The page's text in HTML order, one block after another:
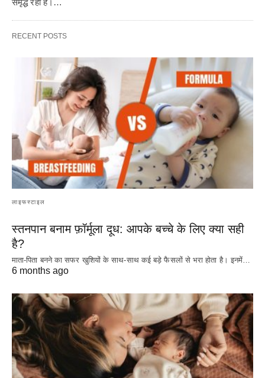
समृद्ध रहा है।…
RECENT POSTS
लाइफस्टाइल
स्तनपान बनाम फ़ॉर्मूला दूध: आपके बच्चे के लिए क्या सही
है?
माता-पिता बनने का सफर खुशियों के साथ-साथ कई बड़े फैसलों से भरा होता है। इनमें…
6 months ago